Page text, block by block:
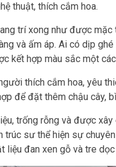
thuật, thích cắm hoa.
trí xong như được
và ấm áp. Ai có dịp
kết hợp màu sắc một
thích cắm hoa, yêu
để đặt thêm chậu cây,
trống rỗng và được
trúc sư thể hiện sự
liệu đan xen gỗ và tre